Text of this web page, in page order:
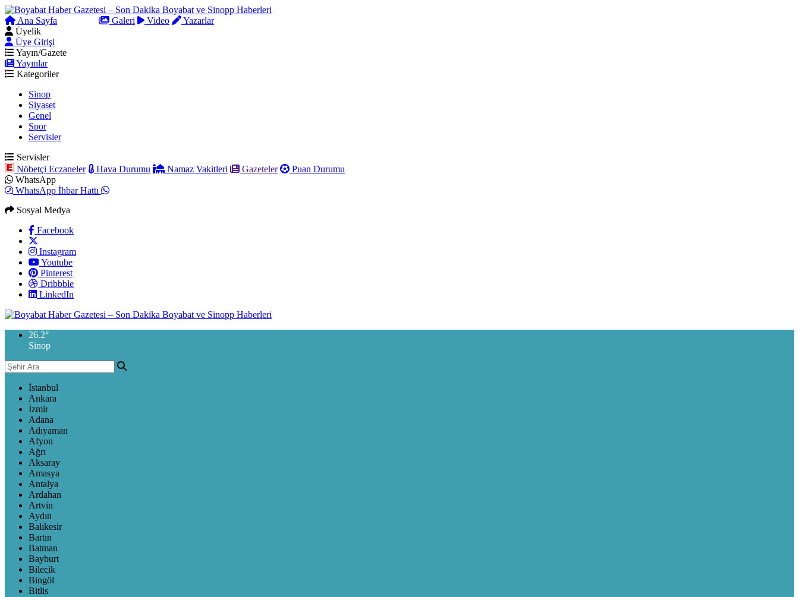
Ana Sayfa Galeri Video
Yazarlar
Üyelik
Üye Girişi
Yayın/Gazete
Yayınlar
Kategoriler
Sinop
Siyaset
Genel
Spor
Servisler
Servisler
Nöbetçi Eczaneler
Hava Durumu Namaz Vakitleri Gazeteler
Puan Durumu
WhatsApp
WhatsApp İhbar Hattı
Sosyal Medya
Facebook
Instagram
Youtube
Pinterest
Dribbble
LinkedIn
26.2°
Sinop
İstanbul
Ankara
İzmir
Adana
Adıyaman
Afyon
Ağrı
Aksaray
Amasya
Antalya
Ardahan
Artvin
Aydın
Balıkesir
Bartın
Batman
Bayburt
Bilecik
Bingöl
Bitlis